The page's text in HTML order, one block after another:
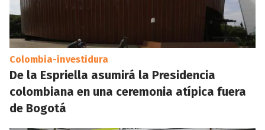
Colombia-investidura
De la Espriella asumirá la Presidencia
colombiana en una ceremonia atípica fuera
de Bogotá